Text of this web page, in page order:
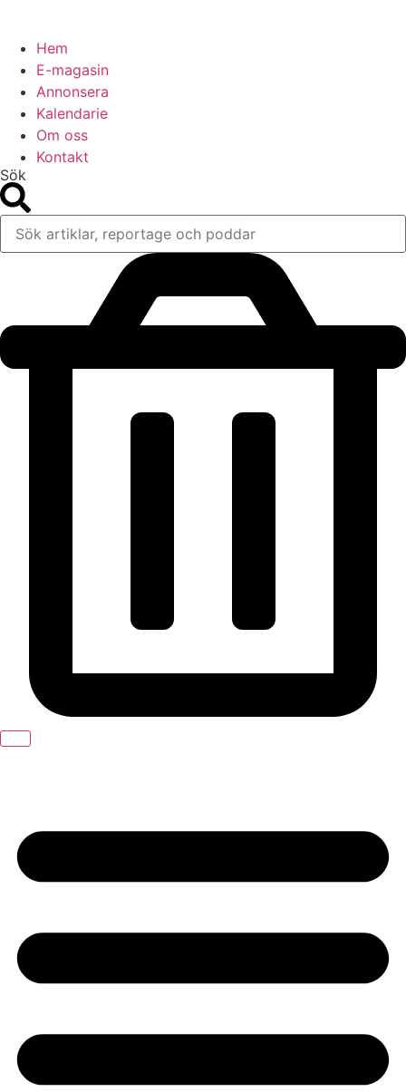
Hem
E-magasin
Annonsera
Kalendarie
Om oss
Kontakt
Sök